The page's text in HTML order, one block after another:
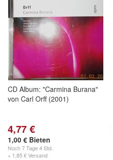
CD Album: "Carmina Burana"
von Carl Orff (2001)
4,77 €
1,00 € Bieten
Noch7 Tage 4 Std.
+ 1,85 € Versand